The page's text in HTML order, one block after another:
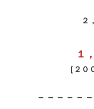
２
１
［２０
－－－－－